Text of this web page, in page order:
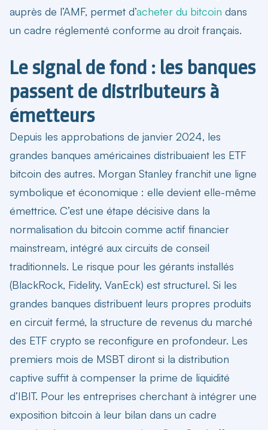
auprès de l’AMF, permet d’acheter du bitcoin dans
un cadre réglementé conforme au droit français.
Le signal de fond : les banques
passent de distributeurs à
émetteurs
Depuis les approbations de janvier 2024, les
grandes banques américaines distribuaient les ETF
bitcoin des autres. Morgan Stanley franchit une ligne
symbolique et économique : elle devient elle-même
émettrice. C’est une étape décisive dans la
normalisation du bitcoin comme actif financier
mainstream, intégré aux circuits de conseil
traditionnels. Le risque pour les gérants installés
(BlackRock, Fidelity, VanEck) est structurel. Si les
grandes banques distribuent leurs propres produits
en circuit fermé, la structure de revenus du marché
des ETF crypto se reconfigure en profondeur. Les
premiers mois de MSBT diront si la distribution
captive suffit à compenser la prime de liquidité
d’IBIT. Pour les entreprises cherchant à intégrer une
exposition bitcoin à leur bilan dans un cadre